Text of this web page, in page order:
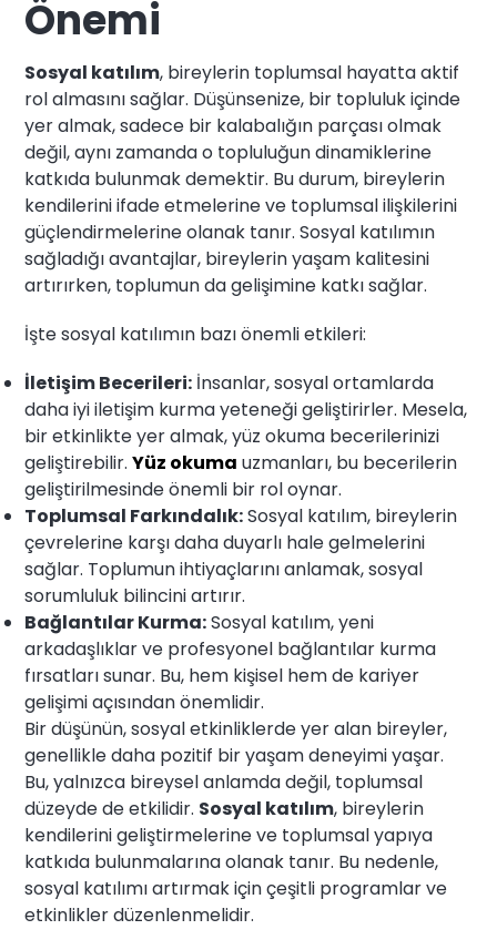
Önemi
Sosyal katılım, bireylerin toplumsal hayatta aktif
rol almasını sağlar. Düşünsenize, bir topluluk içinde
yer almak, sadece bir kalabalığın parçası olmak
değil, aynı zamanda o topluluğun dinamiklerine
katkıda bulunmak demektir. Bu durum, bireylerin
kendilerini ifade etmelerine ve toplumsal ilişkilerini
güçlendirmelerine olanak tanır. Sosyal katılımın
sağladığı avantajlar, bireylerin yaşam kalitesini
artırırken, toplumun da gelişimine katkı sağlar.
İşte sosyal katılımın bazı önemli etkileri:
İletişim Becerileri: İnsanlar, sosyal ortamlarda
daha iyi iletişim kurma yeteneği geliştirirler. Mesela,
bir etkinlikte yer almak, yüz okuma becerilerinizi
geliştirebilir.Yüz okuma uzmanları, bu becerilerin
geliştirilmesinde önemli bir rol oynar.
Toplumsal Farkındalık:Sosyal katılım, bireylerin
çevrelerine karşı daha duyarlı hale gelmelerini
sağlar. Toplumun ihtiyaçlarını anlamak, sosyal
sorumluluk bilincini artırır.
Bağlantılar Kurma:Sosyal katılım, yeni
arkadaşlıklar ve profesyonel bağlantılar kurma
fırsatları sunar. Bu, hem kişisel hem de kariyer
gelişimi açısından önemlidir.
Bir düşünün, sosyal etkinliklerde yer alan bireyler,
genellikle daha pozitif bir yaşam deneyimi yaşar.
Bu, yalnızca bireysel anlamda değil, toplumsal
düzeyde de etkilidir. Sosyal katılım, bireylerin
kendilerini geliştirmelerine ve toplumsal yapıya
katkıda bulunmalarına olanak tanır. Bu nedenle,
sosyal katılımı artırmak için çeşitli programlar ve
etkinlikler düzenlenmelidir.